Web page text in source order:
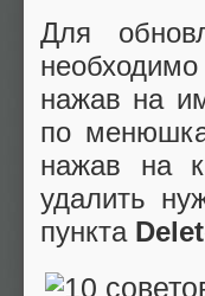
Для
нажав на
по
нажав на
удалить
пункта